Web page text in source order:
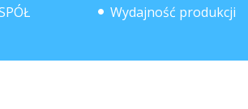
Wydajność produkcji